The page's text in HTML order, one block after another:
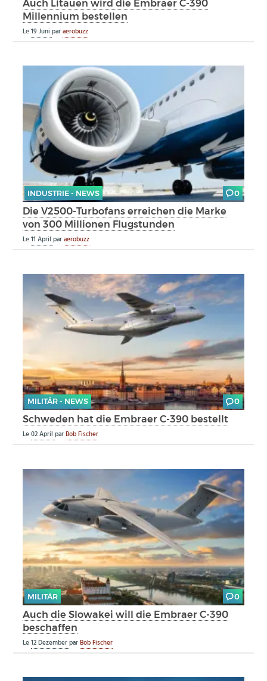
Auch Litauen wird die Embraer C-390
Millennium bestellen
Le19 Juniparaerobuzz
INDUSTRIE - NEWS 0
Die V2500-Turbofans erreichen die Marke
von 300 Millionen Flugstunden
Le11 Aprilparaerobuzz
MILITÄR - NEWS 0
Schweden hat die Embraer C-390 bestellt
Le02 AprilparBob Fischer
MILITÄR 0
Auch die Slowakei will die Embraer C-390
beschaffen
Le12 DezemberparBob Fischer